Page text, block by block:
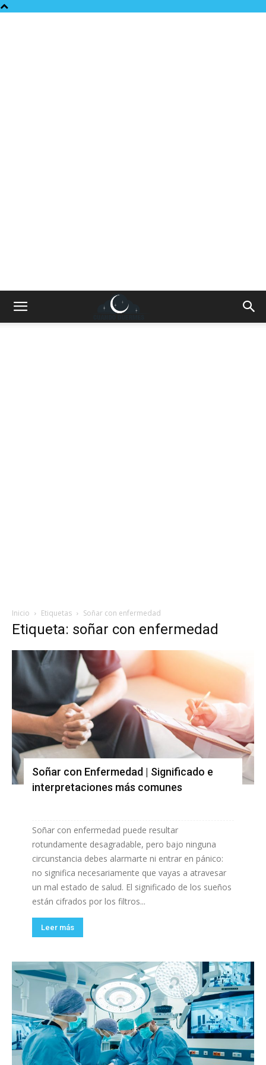
Inicio Etiquetas Soñar con enfermedad
Etiqueta: soñar con enfermedad
Soñar con Enfermedad | Significado e
interpretaciones más comunes
Soñar con enfermedad puede resultar
rotundamente desagradable, pero bajo ninguna
circunstancia debes alarmarte ni entrar en pánico:
no significa necesariamente que vayas a atravesar
un mal estado de salud. El significado de los sueños
están cifrados por los filtros...
Leer más